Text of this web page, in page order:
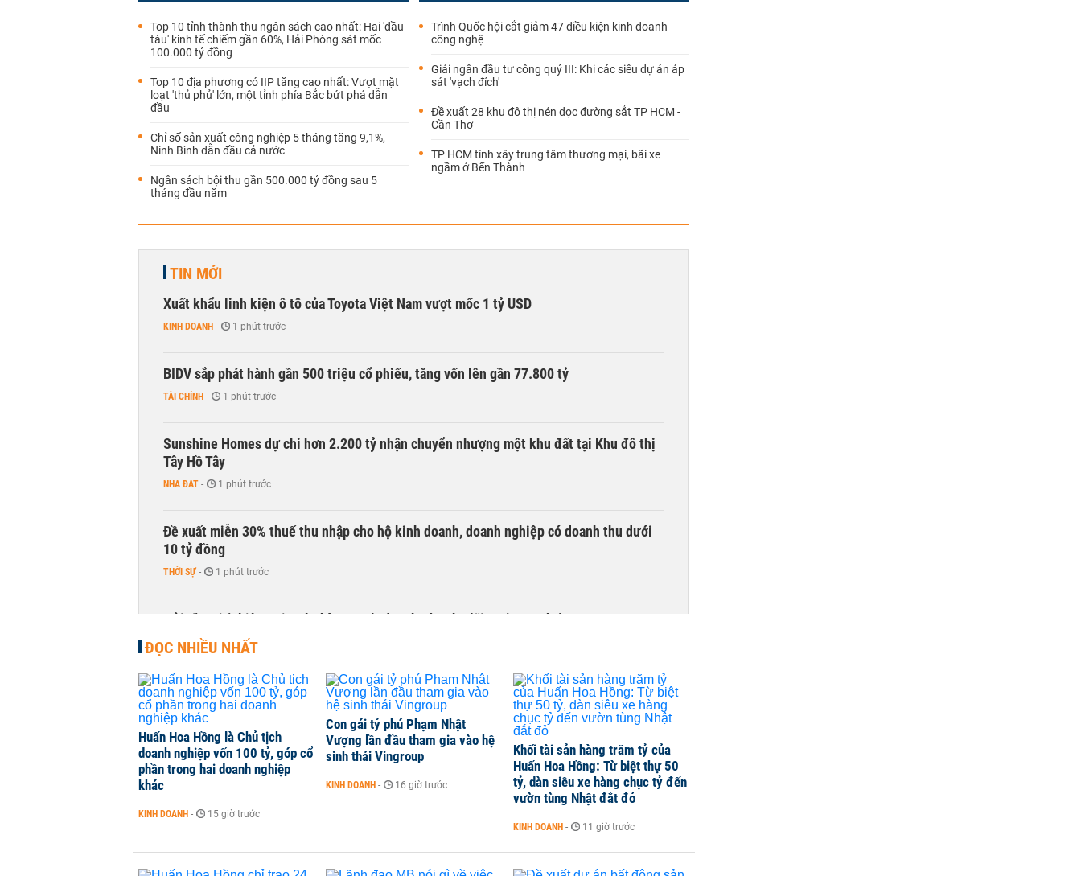
Top 10 tỉnh thành thu ngân sách cao nhất: Hai 'đầu
tàu' kinh tế chiếm gần 60%, Hải Phòng sát mốc
100.000 tỷ đồng
Top 10 địa phương có IIP tăng cao nhất: Vượt mặt
loạt 'thủ phủ' lớn, một tỉnh phía Bắc bứt phá dẫn
đầu
Chỉ số sản xuất công nghiệp 5 tháng tăng 9,1%,
Ninh Bình dẫn đầu cả nước
Ngân sách bội thu gần 500.000 tỷ đồng sau 5
tháng đầu năm
Trình Quốc hội cắt giảm 47 điều kiện kinh doanh
công nghệ
Giải ngân đầu tư công quý III: Khi các siêu dự án áp
sát 'vạch đích'
Đề xuất 28 khu đô thị nén dọc đường sắt TP HCM -
Cần Thơ
TP HCM tính xây trung tâm thương mại, bãi xe
ngầm ở Bến Thành
TIN MỚI
Xuất khẩu linh kiện ô tô của Toyota Việt Nam vượt mốc 1 tỷ USD
KINH DOANH - 1 phút trước
BIDV sắp phát hành gần 500 triệu cổ phiếu, tăng vốn lên gần 77.800 tỷ
TÀI CHÍNH - 1 phút trước
Sunshine Homes dự chi hơn 2.200 tỷ nhận chuyển nhượng một khu đất tại Khu đô thị
Tây Hồ Tây
NHÀ ĐẤT - 1 phút trước
Đề xuất miễn 30% thuế thu nhập cho hộ kinh doanh, doanh nghiệp có doanh thu dưới
10 tỷ đồng
THỜI SỰ - 1 phút trước
Gửi tiền tiết kiệm tại ngân hàng quốc doanh nào cho lãi suất cao nhất?
TÀI CHÍNH - 1 phút trước
ĐỌC NHIỀU NHẤT
Huấn Hoa Hồng là Chủ tịch
doanh nghiệp vốn 100 tỷ, góp cổ
phần trong hai doanh nghiệp
khác
KINH DOANH - 15 giờ trước
Con gái tỷ phú Phạm Nhật
Vượng lần đầu tham gia vào hệ
sinh thái Vingroup
KINH DOANH - 16 giờ trước
Khối tài sản hàng trăm tỷ của
Huấn Hoa Hồng: Từ biệt thự 50
tỷ, dàn siêu xe hàng chục tỷ đến
vườn tùng Nhật đắt đỏ
KINH DOANH - 11 giờ trước